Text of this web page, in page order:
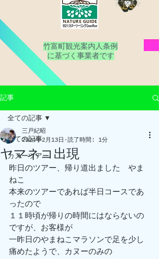
竹富町観光案内人条例
​に基づく事業者です
記事
全ての記事
カヌーツアー
全ての記事
ヤマネコ出現
三戸紀昭
2024年2月13日
読了時間: 1分
昨日のツアー、帰り道出ました　やま
ねこ
本来のツアーであれば半日コースであ
ったので
１１時頃が帰りの時間にはならないの
ですが、お客様が
一昨日のやまねこマラソンで足を少し
痛めたようで、カヌーのみの